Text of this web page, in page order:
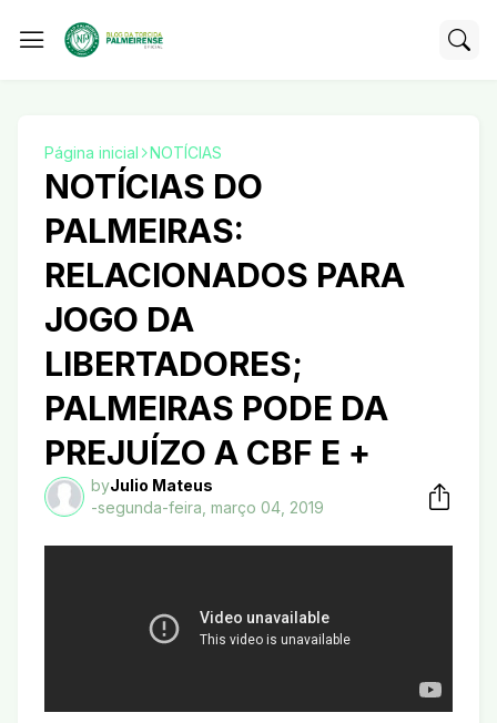
Página inicial NOTÍCIAS
NOTÍCIAS DO
PALMEIRAS:
RELACIONADOS PARA
JOGO DA
LIBERTADORES;
PALMEIRAS PODE DA
PREJUÍZO A CBF E +
byJulio Mateus
-segunda-feira, março 04, 2019